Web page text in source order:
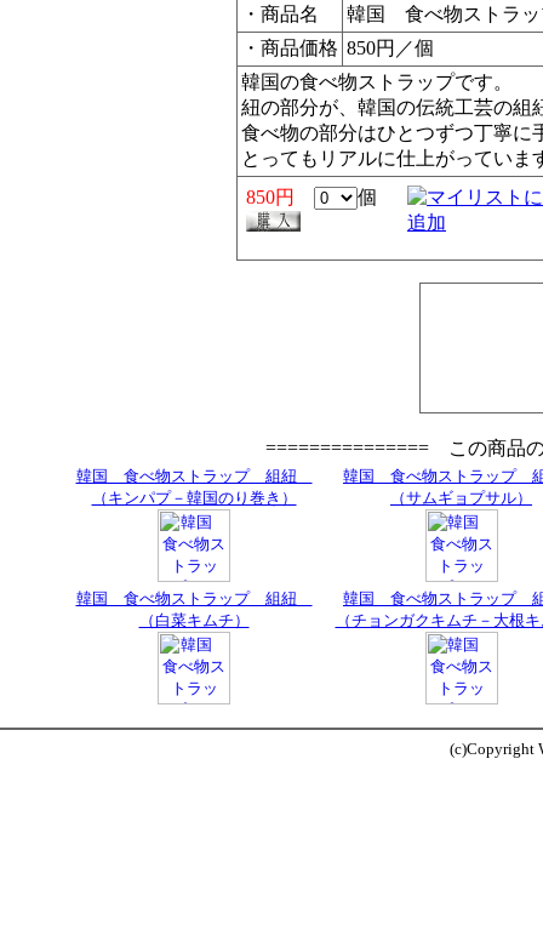
・商品名
韓国 食べ物ストラ
・商品価格 850円／個
韓国の食べ物ストラップです。
紐の部分が、韓国の伝統工芸の組
食べ物の部分はひとつずつ丁寧に
とってもリアルに仕上がっていま
850円
個
=============== この商品
韓国 食べ物ストラップ 組紐
（キンパプ－韓国のり巻き）
韓国 食べ物ストラップ
（サムギョプサル）
韓国 食べ物ストラップ 組紐
（白菜キムチ）
韓国 食べ物ストラップ
（チョンガクキムチ－大根
(c)Copyright